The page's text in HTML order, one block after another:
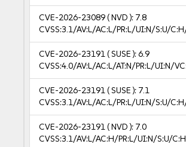
CVE-2026-23089( NVD ): 7.8
CVSS:3.1/AV:L/AC:L/PR:L/UI:N/S:U/
CVE-2026-23191( SUSE ):6.9
CVSS:4.0/AV:L/AC:L/AT:N/PR:L/UI:N/
CVE-2026-23191( SUSE ): 7.1
CVSS:3.1/AV:L/AC:L/PR:L/UI:N/S:U/
CVE-2026-23191( NVD ): 7.0
CVSS:3.1/AV:L/AC:H/PR:L/UI:N/S:U/